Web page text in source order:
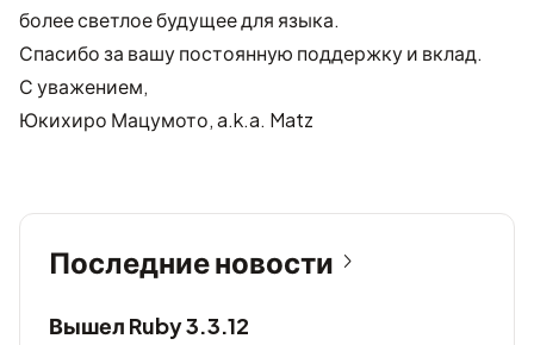
более светлое будущее для языка.
Спасибо за вашу постоянную поддержку и вклад.
С уважением,
Юкихиро Мацумото, a.k.a. Matz
Последние новости
Вышел Ruby 3.3.12